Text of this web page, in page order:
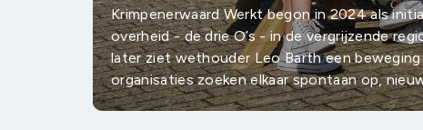
Krimpenerwaard Werkt begon in 2024 als
overheid - de drie O’s - in de vergrijzende
later ziet wethouder Leo Barth een
organisaties zoeken elkaar spontaan op,
partijen willen actief bijdragen aan de